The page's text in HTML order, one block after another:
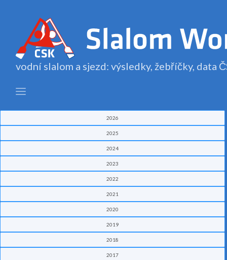
vodní slalom a sjezd: výsledky, žebříčky, data
2026
2025
2024
2023
2022
2021
2020
2019
2018
2017